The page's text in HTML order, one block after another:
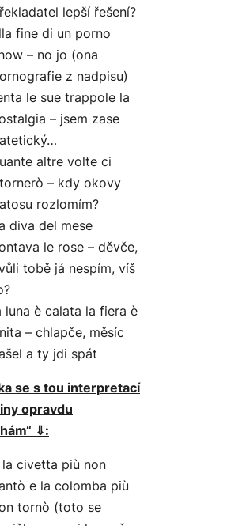
lepší řešení?
fine di un porno
– no jo (ona
z nadpisu)
le sue trappole la
– jsem zase
altre volte ci
– kdy okovy
rozlomím?
diva del mese
le rose – děvče,
tobě já nespím, víš
luna è calata la fiera è
– chlapče, měsíc
a ty jdi spát
se s tou interpretací
opravdu
⇓:
la civetta più non
e la colomba più
tornò (toto se